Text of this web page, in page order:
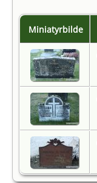
Miniatyrbilde